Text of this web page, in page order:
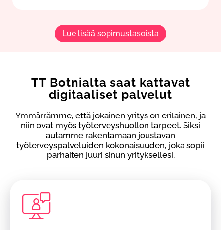
Lue lisää sopimustasoista
TT Botnialta saat kattavat
digitaaliset palvelut
Ymmärrämme, että jokainen yritys on erilainen, ja
niin ovat myös työterveyshuollon tarpeet. Siksi
autamme rakentamaan joustavan
työterveyspalveluiden kokonaisuuden, joka sopii
parhaiten juuri sinun yrityksellesi.